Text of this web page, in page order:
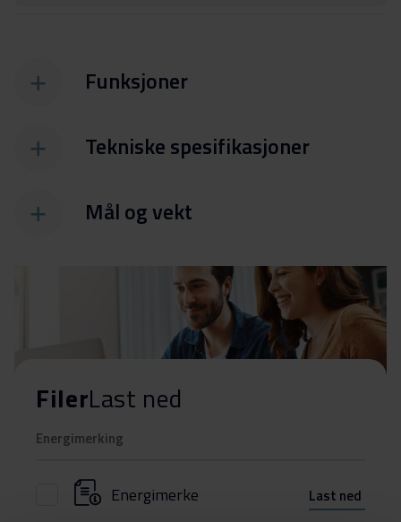
Funksjoner
Tekniske spesifikasjoner
Mål og vekt
FilerLast ned
Energimerking
Energimerke Last ned